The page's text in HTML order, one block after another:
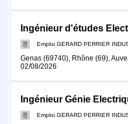
Emploi GERARD PERRIER
Genas (69740), Rhône (69),
02/08/2026
Ingénieur Génie
Emploi GERARD PERRIER